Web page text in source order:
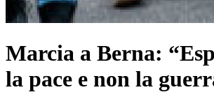
Marcia a Berna:
la pace e non la